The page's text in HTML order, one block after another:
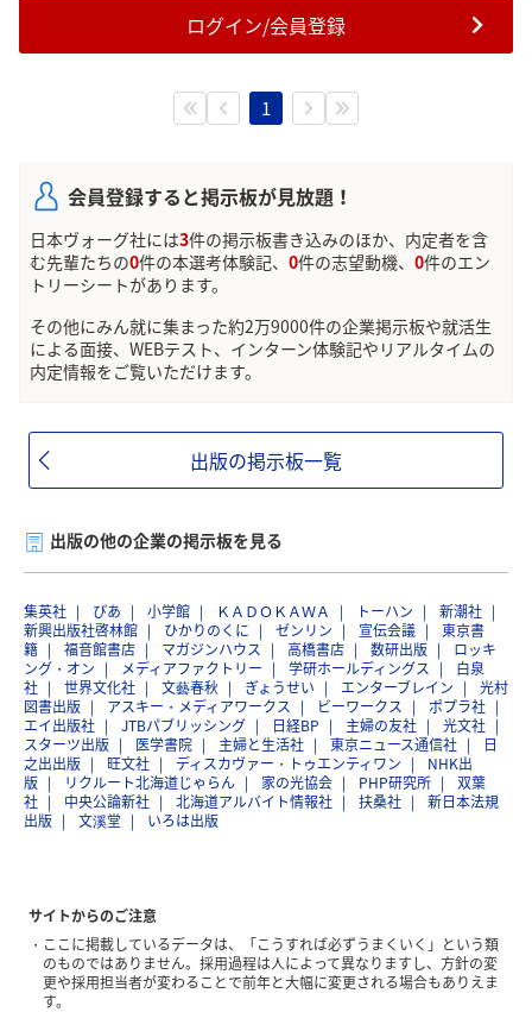
ログイン/会員登録
1
会員登録すると掲示板が見放題！
日本ヴォーグ社には3件の掲示板書き込みのほか、内定者を含
む先輩たちの0件の本選考体験記、 0件の志望動機、 0件のエン
トリーシートがあります。
その他にみん就に集まった約2万9000件の企業掲示板や就活生
による面接、WEBテスト、インターン体験記やリアルタイムの
内定情報をご覧いただけます。
出版の掲示板一覧
出版の他の企業の掲示板を見る
集英社 ぴあ 小学館 ＫＡＤＯＫＡＷＡ トーハン
新潮社
新興出版社啓林館
ひかりのくに ゼンリン 宣伝会議
東京書
籍
福音館書店 マガジンハウス 高橋書店 数研出版
ロッキ
ング・オン
メディアファクトリー 学研ホールディングス
白泉
社
世界文化社 文藝春秋 ぎょうせい エンターブレイン
光村
図書出版
アスキー・メディアワークス ビーワークス
ポプラ社
エイ出版社
JTBパブリッシング 日経BP 主婦の友社
光文社
スターツ出版
医学書院 主婦と生活社 東京ニュース通信社
日
之出出版
旺文社 ディスカヴァー・トゥエンティワン
NHK出
版
リクルート北海道じゃらん 家の光協会 PHP研究所
双葉
社
中央公論新社 北海道アルバイト情報社 扶桑社
新日本法規
出版
文溪堂 いろは出版
サイトからのご注意
ここに掲載しているデータは、「こうすれば必ずうまくいく」という類
のものではありません。採用過程は人によって異なりますし、方針の変
更や採用担当者が変わることで前年と大幅に変更される場合もありえま
す。